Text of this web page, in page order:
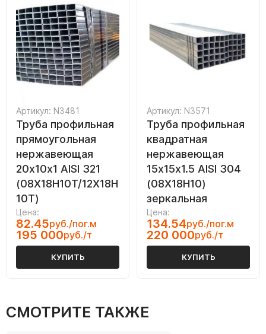
Артикул: N3481
Труба профильная
прямоугольная
нержавеющая
20х10х1 AISI 321
(08Х18Н10Т/12Х18Н
10Т)
Цена:
82.45руб./пог.м
195 000руб./т
КУПИТЬ
Артикул: N3571
Труба профильная
квадратная
нержавеющая
15х15х1.5 AISI 304
(08Х18Н10)
зеркальная
Цена:
134.54руб./пог.м
220 000руб./т
КУПИТЬ
СМОТРИТЕ ТАКЖЕ